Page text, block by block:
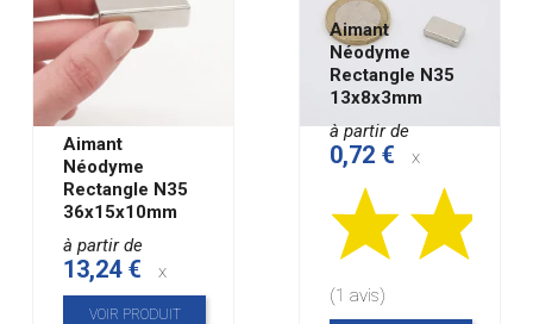
Aimant
Néodyme
Rectangle N35
36x15x10mm
à partir de
13,24 € x
VOIR PRODUIT
Aimant
Néodyme
Rectangle N35
13x8x3mm
à partir de
0,72 € x
(1 avis)